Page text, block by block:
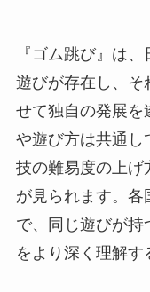
『ゴム跳び』は
遊びが存在し、そ
せて独自の発展を
や遊び方は共通し
技の難易度の上げ
が見られます。各
で、同じ遊びが持
をより深く理解す